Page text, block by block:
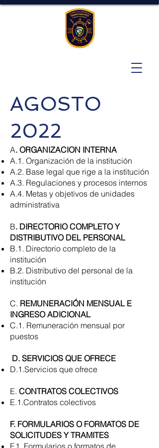
AGOSTO
2022
A. ORGANIZACION INTERNA
A.1. Organización de la institución
A.2. Base legal que rige a la institución
A.3. Regulaciones y procesos internos
A.4. Metas y objetivos de unidades
administrativa
B. DIRECTORIO COMPLETO Y
DISTRIBUTIVO DEL PERSONAL
B.1. Directorio completo de la
institución
B.2. Distributivo del personal de la
institución
C. REMUNERACIÓN MENSUAL E
INGRESO ADICIONAL
C.1. Remuneración mensual por
puestos
D. SERVICIOS QUE OFRECE
D.1.Servicios que ofrece
E. CONTRATOS COLECTIVOS
E.1.Contratos colectivos
F. FORMULARIOS O FORMATOS DE
SOLICITUDES Y TRAMITES
F.1. Formularios o formatos de